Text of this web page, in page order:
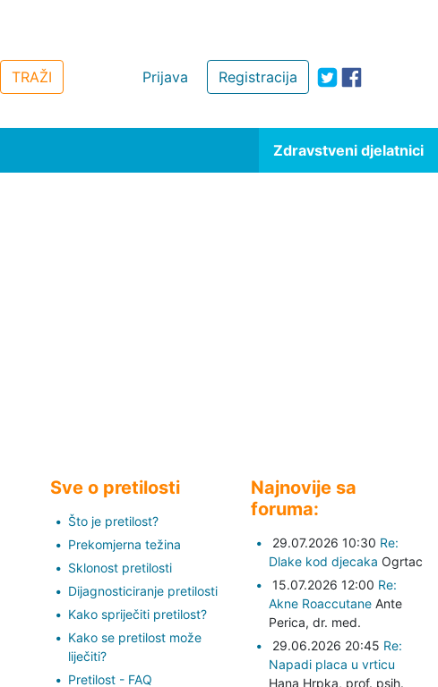
Registracija
Prijava
TRAŽI
Zdravstveni djelatnici
Sve o pretilosti
Što je pretilost?
Prekomjerna težina
Sklonost pretilosti
Dijagnosticiranje pretilosti
Kako spriječiti pretilost?
Kako se pretilost može
liječiti?
Pretilost - FAQ
Najnovije sa
foruma:
29.07.2026 10:30 Re:
Dlake kod djecaka Ogrtac
15.07.2026 12:00 Re:
Akne Roaccutane Ante
Perica, dr. med.
29.06.2026 20:45 Re:
Napadi placa u vrticu
Hana Hrpka, prof. psih.